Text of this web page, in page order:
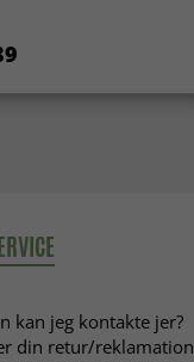
kan jeg kontakte jer?
din retur/reklamation